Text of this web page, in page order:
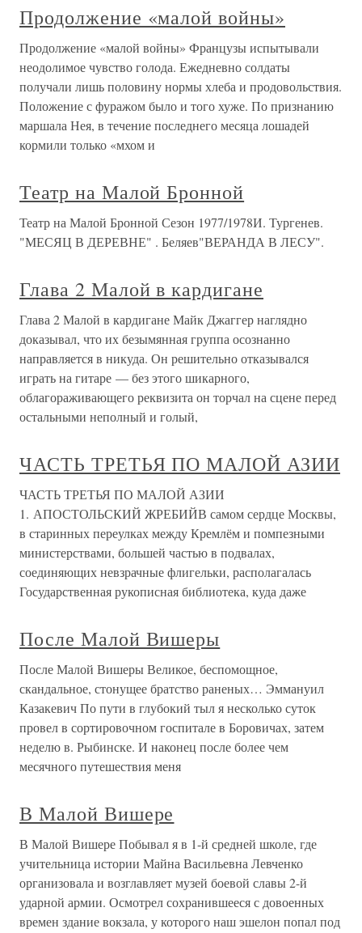
Продолжение «малой войны»
Продолжение «малой войны» Французы испытывали
неодолимое чувство голода. Ежедневно солдаты
получали лишь половину нормы хлеба и продовольствия.
Положение с фуражом было и того хуже. По признанию
маршала Нея, в течение последнего месяца лошадей
кормили только «мхом и
Театр на Малой Бронной
Театр на Малой Бронной Сезон 1977/1978И. Тургенев.
"МЕСЯЦ В ДЕРЕВНЕ" . Беляев"ВЕРАНДА В ЛЕСУ".
Глава 2 Малой в кардигане
Глава 2 Малой в кардигане Майк Джаггер наглядно
доказывал, что их безымянная группа осознанно
направляется в никуда. Он решительно отказывался
играть на гитаре — без этого шикарного,
облагораживающего реквизита он торчал на сцене перед
остальными неполный и голый,
ЧАСТЬ ТРЕТЬЯ ПО МАЛОЙ АЗИИ
ЧАСТЬ ТРЕТЬЯ ПО МАЛОЙ АЗИИ
1. АПОСТОЛЬСКИЙ ЖРЕБИЙВ самом сердце Москвы,
в старинных переулках между Кремлём и помпезными
министерствами, большей частью в подвалах,
соединяющих невзрачные флигельки, располагалась
Государственная рукописная библиотека, куда даже
После Малой Вишеры
После Малой Вишеры Великое, беспомощное,
скандальное, стонущее братство раненых… Эммануил
Казакевич По пути в глубокий тыл я несколько суток
провел в сортировочном госпитале в Боровичах, затем
неделю в. Рыбинске. И наконец после более чем
месячного путешествия меня
В Малой Вишере
В Малой Вишере Побывал я в 1-й средней школе, где
учительница истории Майна Васильевна Левченко
организовала и возглавляет музей боевой славы 2-й
ударной армии. Осмотрел сохранившееся с довоенных
времен здание вокзала, у которого наш эшелон попал под